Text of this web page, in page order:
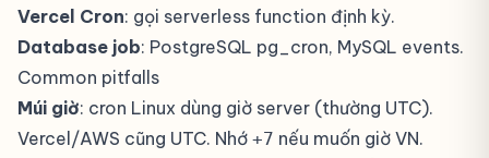
Vercel Cron: gọi serverless function định kỳ.
Database job: PostgreSQL pg_cron, MySQL events.
Common pitfalls
Múi giờ: cron Linux dùng giờ server (thường UTC).
Vercel/AWS cũng UTC. Nhớ +7 nếu muốn giờ VN.